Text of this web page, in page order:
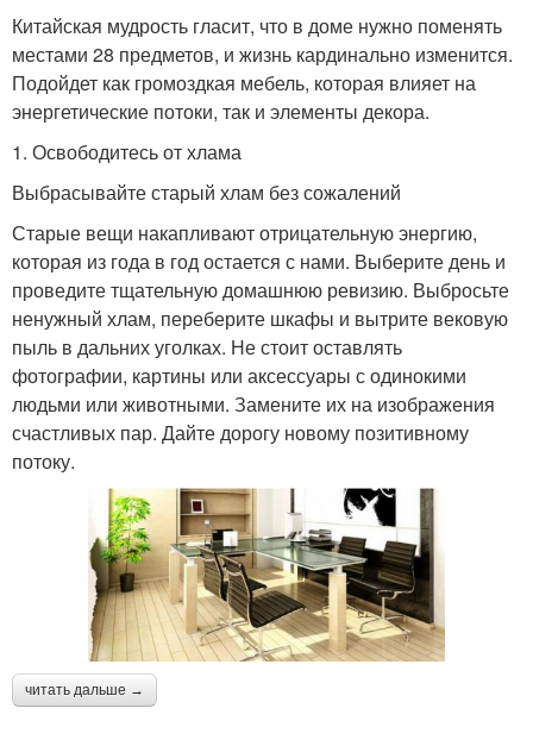
Китайская мудрость гласит, что в доме нужно поменять
местами 28 предметов, и жизнь кардинально изменится.
Подойдет как громоздкая мебель, которая влияет на
энергетические потоки, так и элементы декора.
1. Освободитесь от хлама
Выбрасывайте старый хлам без сожалений
Старые вещи накапливают отрицательную энергию,
которая из года в год остается с нами. Выберите день и
проведите тщательную домашнюю ревизию. Выбросьте
ненужный хлам, переберите шкафы и вытрите вековую
пыль в дальних уголках. Не стоит оставлять
фотографии, картины или аксессуары с одинокими
людьми или животными. Замените их на изображения
счастливых пар. Дайте дорогу новому позитивному
потоку.
читать дальше →